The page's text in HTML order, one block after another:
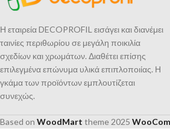
Η εταιρεία DECOPROFIL εισάγει και διανέμει
ταινίες περιθωρίου σε μεγάλη ποικιλία
σχεδίων και χρωμάτων. Διαθέτει επίσης
επιλεγμένα επώνυμα υλικά επιπλοποιίας. Η
γκάμα των προϊόντων εμπλουτίζεται
συνεχώς.
Based on WoodMart theme 2025